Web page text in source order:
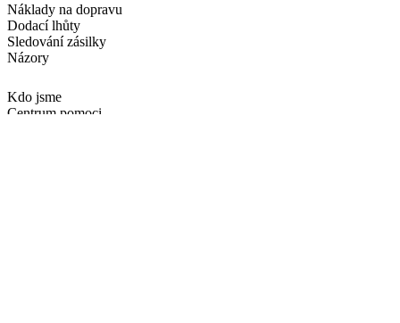
Náklady na dopravu
Dodací lhůty
Sledování zásilky
Názory
Kdo jsme
Centrum pomoci